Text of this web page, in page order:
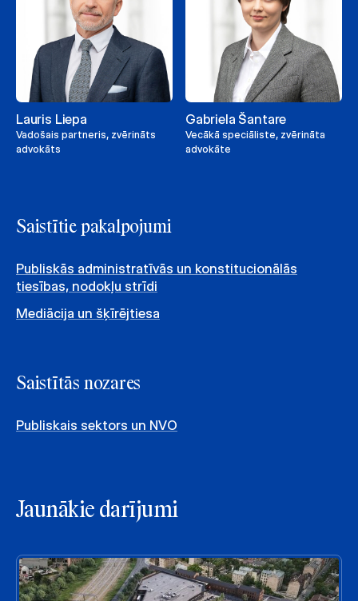
Lauris Liepa
Vadošais partneris, zvērināts
advokāts
Gabriela Šantare
Vecākā speciāliste, zvērināta
advokāte
Saistītie pakalpojumi
Publiskās administratīvās un konstitucionālās
tiesības, nodokļu strīdi
Mediācija un šķīrējtiesa
Saistītās nozares
Publiskais sektors un NVO
Jaunākie darījumi